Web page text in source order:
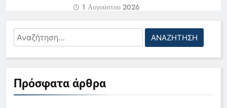
1 Αυγούστου 2026
Ο Ζελένσκι ζήτησε από τον
Τραμπ 300 πυραύλους για τα
29 Ιουλίου 2026
Αναζήτηση
για:
Πρόσφατα άρθρα
5
«τιμόνι» του κεντρικού δελτίου
ειδήσεων της ΕΡΤ
LIFESTYLE-MEDIA